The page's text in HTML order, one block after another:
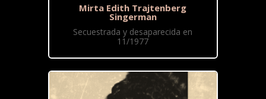
Mirta Edith Trajtenberg
Singerman
Secuestrada y desaparecida en
11/1977